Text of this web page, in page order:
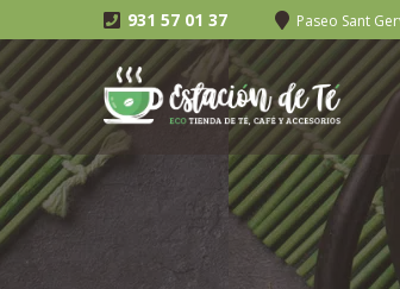
931 57 01 37 Paseo Sant